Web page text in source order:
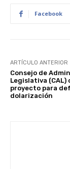
Facebook
ARTÍCULO ANTERIOR
Consejo de
Legislativa (CAL)
proyecto para
dolarización